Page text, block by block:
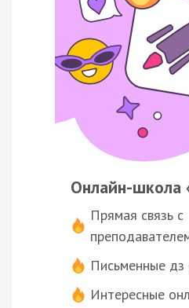
Онлайн-школа
Прямая связь с
Письменные дз
Интересные